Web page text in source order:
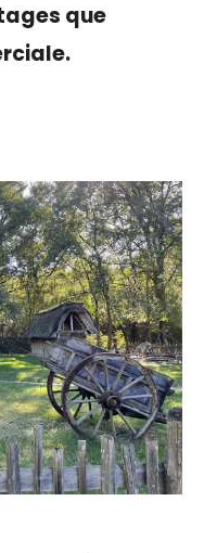
que